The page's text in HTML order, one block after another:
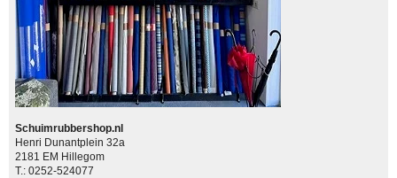
Schuimrubbershop.nl
Henri Dunantplein 32a
2181 EM Hillegom
T.: 0252-524077